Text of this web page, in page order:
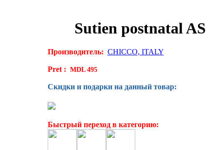
Sutien postnatal AS
Производитель: CHICCO, ITALY
Pret : MDL 495
Скидки и подарки на данный товар:
Быстрый переход в категорию: